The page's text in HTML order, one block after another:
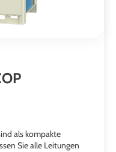
als kompakte
Sie alle Leitungen